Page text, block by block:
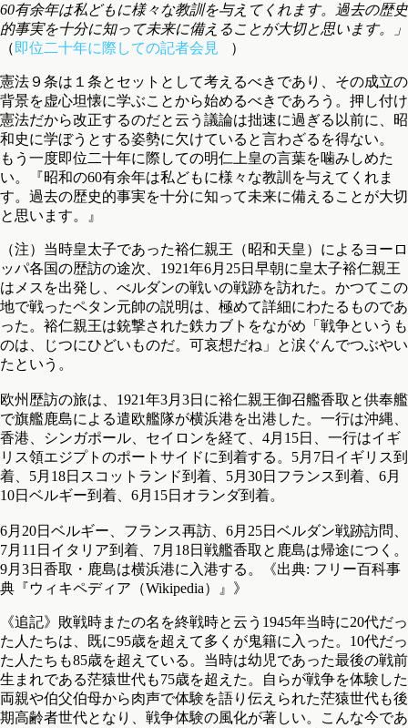
60有余年は私どもに様々な教訓を与えてくれます。過去の歴史
的事実を十分に知って未来に備えることが大切と思います。」
（ 即位二十年に際しての記者会見 ）
憲法９条は１条とセットとして考えるべきであり、その成立の
背景を虚心坦懐に学ぶことから始めるべきであろう。押し付け
憲法だから改正するのだと云う議論は拙速に過ぎる以前に、昭
和史に学ぼうとする姿勢に欠けていると言わざるを得ない。
もう一度即位二十年に際しての明仁上皇の言葉を噛みしめた
い。『昭和の60有余年は私どもに様々な教訓を与えてくれま
す。過去の歴史的事実を十分に知って未来に備えることが大切
と思います。』
（注）当時皇太子であった裕仁親王（昭和天皇）によるヨーロ
ッパ各国の歴訪の途次、1921年6月25日早朝に皇太子裕仁親王
はメスを出発し、べルダンの戦いの戦跡を訪れた。かつてこの
地で戦ったペタン元帥の説明は、極めて詳細にわたるものであ
った。裕仁親王は銃撃された鉄カブトをながめ「戦争というも
のは、じつにひどいものだ。可哀想だね」と涙ぐんでつぶやい
たという。
欧州歴訪の旅は、1921年3月3日に裕仁親王御召艦香取と供奉艦
で旗艦鹿島による遣欧艦隊が横浜港を出港した。一行は沖縄、
香港、シンガポール、セイロンを経て、4月15日、一行はイギ
リス領エジプトのポートサイドに到着する。5月7日イギリス到
着、5月18日スコットランド到着、5月30日フランス到着、6月
10日ベルギー到着、6月15日オランダ到着。
6月20日ベルギー、フランス再訪、6月25日ベルダン戦跡訪問、
7月11日イタリア到着、7月18日戦艦香取と鹿島は帰途につく。
9月3日香取・鹿島は横浜港に入港する。《出典: フリー百科事
典『ウィキペディア（Wikipedia）』》
《追記》敗戦時またの名を終戦時と云う1945年当時に20代だっ
た人たちは、既に95歳を超えて多くが鬼籍に入った。10代だっ
た人たちも85歳を超えている。当時は幼児であった最後の戦前
生まれである茫猿世代も75歳を超えた。自らが戦争を体験した
両親や伯父伯母から肉声で体験を語り伝えられた茫猿世代も後
期高齢者世代となり、戦争体験の風化が著しい。こんな今であ